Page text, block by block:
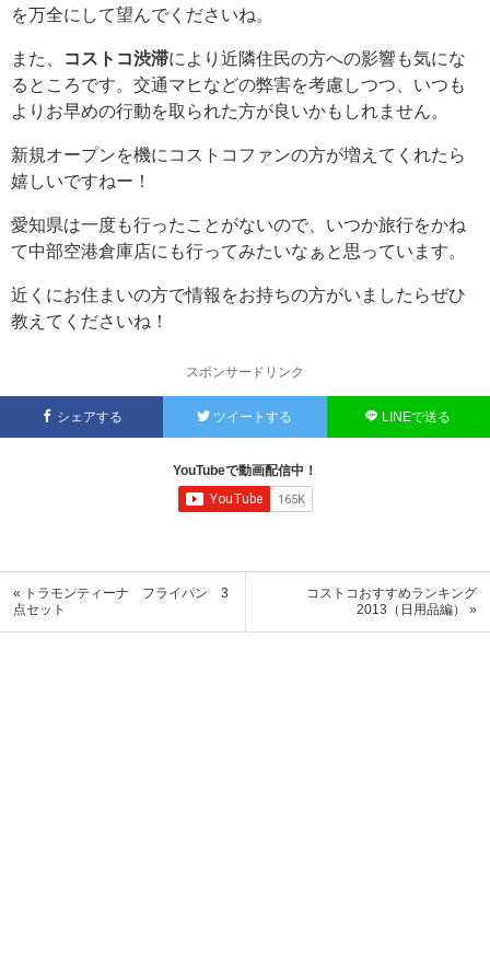
を万全にして望んでくださいね。
また、 コストコ渋滞により近隣住民の方への影響も気にな
るところです。交通マヒなどの弊害を考慮しつつ、いつも
よりお早めの行動を取られた方が良いかもしれません。
新規オープンを機にコストコファンの方が増えてくれたら
嬉しいですねー！
愛知県は一度も行ったことがないので、いつか旅行をかね
て中部空港倉庫店にも行ってみたいなぁと思っています。
近くにお住まいの方で情報をお持ちの方がいましたらぜひ
教えてくださいね！
スポンサードリンク
シェアする ツイートする LINEで送る
YouTubeで動画配信中！
« トラモンティーナ フライパン 3
点セット
コストコおすすめランキング
2013（日用品編） »